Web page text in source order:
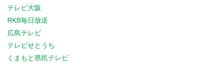
テレビ大阪
RKB毎日放送
広島テレビ
テレビせとうち
くまもと県民テレビ